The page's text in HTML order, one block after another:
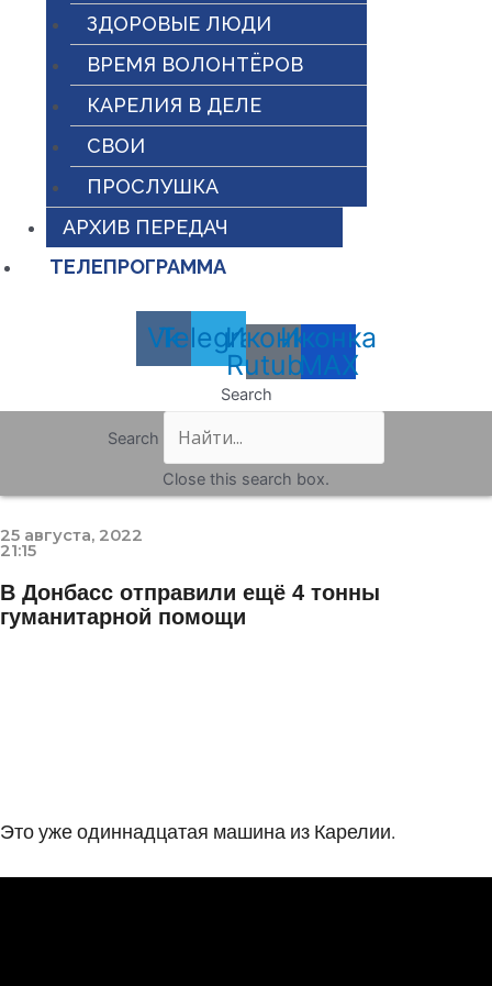
ЗДОРОВЫЕ ЛЮДИ
ВРЕМЯ ВОЛОНТЁРОВ
КАРЕЛИЯ В ДЕЛЕ
СВОИ
ПРОСЛУШКА
АРХИВ ПЕРЕДАЧ
ТЕЛЕПРОГРАММА
Vk
Telegram
Иконка
Rutube
Иконка
MAX
Search
Search
Close this search box.
25 августа, 2022
21:15
В Донбасс отправили ещё 4 тонны
гуманитарной помощи
Это уже одиннадцатая машина из Карелии.